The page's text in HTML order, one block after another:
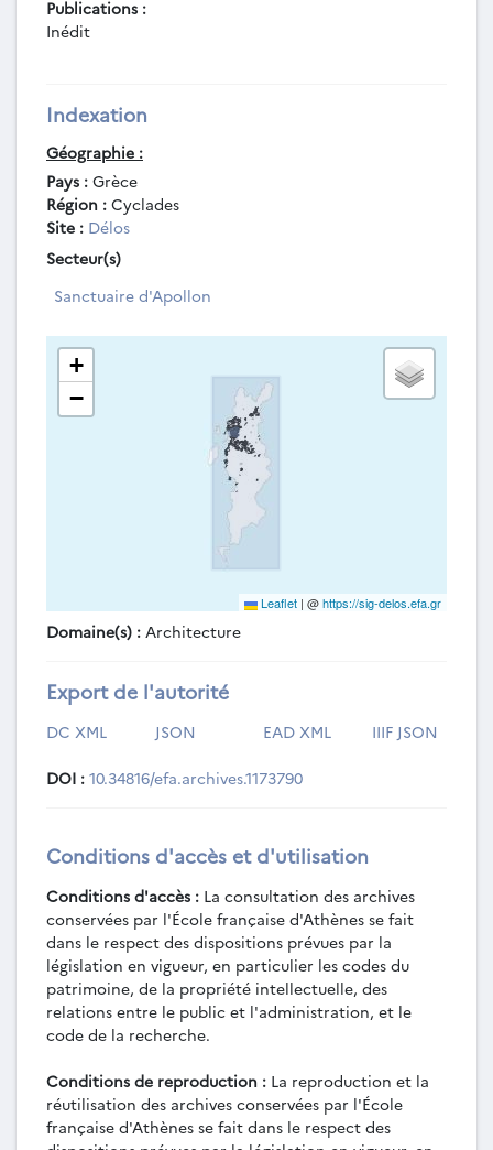
Publications :
Inédit
Indexation
Géographie :
Pays : Grèce
Région : Cyclades
Site : Délos
Secteur(s)
Sanctuaire d'Apollon
+
−
Leaflet | @https://sig-delos.efa.gr
Domaine(s) : Architecture
Export de l'autorité
DC XML JSON EAD XML IIIF JSON
DOI : 10.34816/efa.archives.1173790
Conditions d'accès et d'utilisation
Conditions d'accès : La consultation des archives
conservées par l'École française d'Athènes se fait
dans le respect des dispositions prévues par la
législation en vigueur, en particulier les codes du
patrimoine, de la propriété intellectuelle, des
relations entre le public et l'administration, et le
code de la recherche.
Conditions de reproduction : La reproduction et la
réutilisation des archives conservées par l'École
française d'Athènes se fait dans le respect des